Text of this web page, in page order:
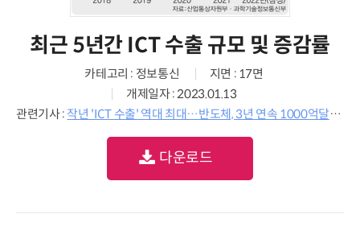
최근 5년간 ICT 수출 규모 및 증감률
카테고리 : 정보통신
지면 : 17면
개제일자 : 2023.01.13
관련기사 : 작년 'ICT 수출' 역대 최대…반도체, 3년 연속 1000억달러 돌파
다운로드